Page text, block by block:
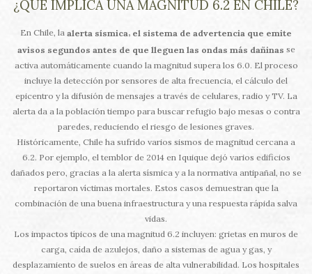
¿QUÉ IMPLICA UNA MAGNITUD 6.2 EN CHILE?
En Chile, la alerta sísmica, el sistema de advertencia que emite
avisos segundos antes de que lleguen las ondas más dañinas se
activa automáticamente cuando la magnitud supera los 6.0. El proceso
incluye la detección por sensores de alta frecuencia, el cálculo del
epicentro y la difusión de mensajes a través de celulares, radio y TV. La
alerta da a la población tiempo para buscar refugio bajo mesas o contra
paredes, reduciendo el riesgo de lesiones graves.
Históricamente, Chile ha sufrido varios sismos de magnitud cercana a
6.2. Por ejemplo, el temblor de 2014 en Iquique dejó varios edificios
dañados pero, gracias a la alerta sísmica y a la normativa antipañal, no se
reportaron víctimas mortales. Estos casos demuestran que la
combinación de una buena infraestructura y una respuesta rápida salva
vidas.
Los impactos típicos de una magnitud 6.2 incluyen: grietas en muros de
carga, caída de azulejos, daño a sistemas de agua y gas, y
desplazamiento de suelos en áreas de alta vulnerabilidad. Los hospitales